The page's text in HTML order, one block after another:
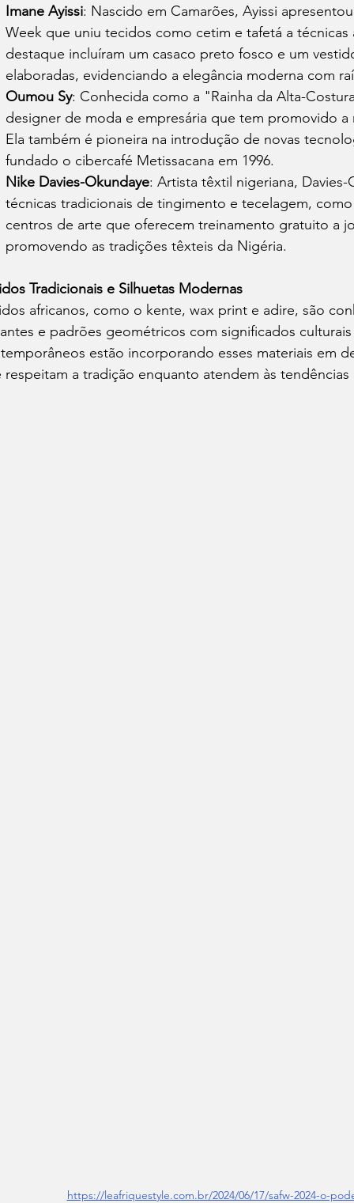
Imane Ayissi: Nascido em Camarões, Ayissi
Week que uniu tecidos como cetim e tafetá a técnicas
destaque incluíram um casaco preto fosco e um
elaboradas, evidenciando a elegância moderna com
Oumou Sy: Conhecida como a "Rainha da Alta-
designer de moda e empresária que tem promovido
Ela também é pioneira na introdução de novas
fundado o cibercafé Metissacana em 1996. ​
Nike Davies-Okundaye: Artista têxtil nigeriana,
técnicas tradicionais de tingimento e tecelagem,
centros de arte que oferecem treinamento gratuito a
promovendo as tradições têxteis da Nigéria. ​
Tradicionais e Silhuetas Modernas
africanos, como o kente, wax print e adire, são
e padrões geométricos com significados
estão incorporando esses materiais em
respeitam a tradição enquanto atendem às tendências
https://leafriquestyle.com.br/2024/06/17/safw-2024-o-